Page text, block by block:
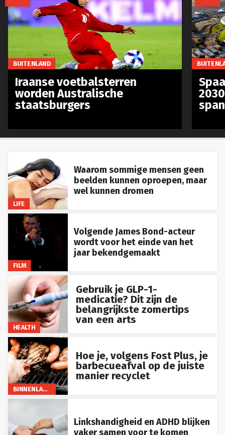
LIFE
Waarom sommige mensen geen
beelden kunnen oproepen, maar
wel kunnen dromen
FILM
Volgende James Bond-acteur
wordt voor het einde van het
jaar bekendgemaakt
HEALTH
Gebruik je GLP-1-
medicatie? Dit zijn de
belangrijkste zomertips
van een arts
BINNENLAND
Hoe je, volgens Fost Plus, je
barbecueafval op de juiste
manier recyclet
Linkshandigheid en ADHD blijken
vaker samen voor te komen
BUITENLAND
Iraanse voetbalsterren
worden Australische
staatsburgers